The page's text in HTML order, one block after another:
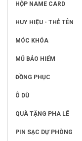
HỘP NAME CARD
HUY HIỆU - THẺ TÊN
MÓC KHÓA
MŨ BẢO HIỂM
ĐỒNG PHỤC
Ô DÙ
QUÀ TẶNG PHA LÊ
PIN SẠC DỰ PHÒNG